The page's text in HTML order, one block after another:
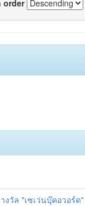
order
วัล "เซเว่นบุ๊คอวอร์ด"